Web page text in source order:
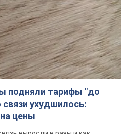
подняли тарифы "до
ухудшилось:
цены